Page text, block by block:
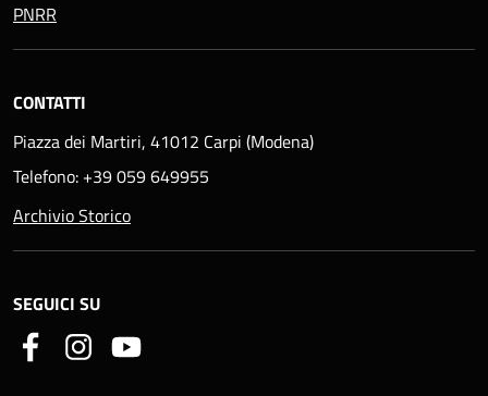
PNRR
CONTATTI
Piazza dei Martiri, 41012 Carpi (Modena)
Telefono: +39 059 649955
Archivio Storico
SEGUICI SU